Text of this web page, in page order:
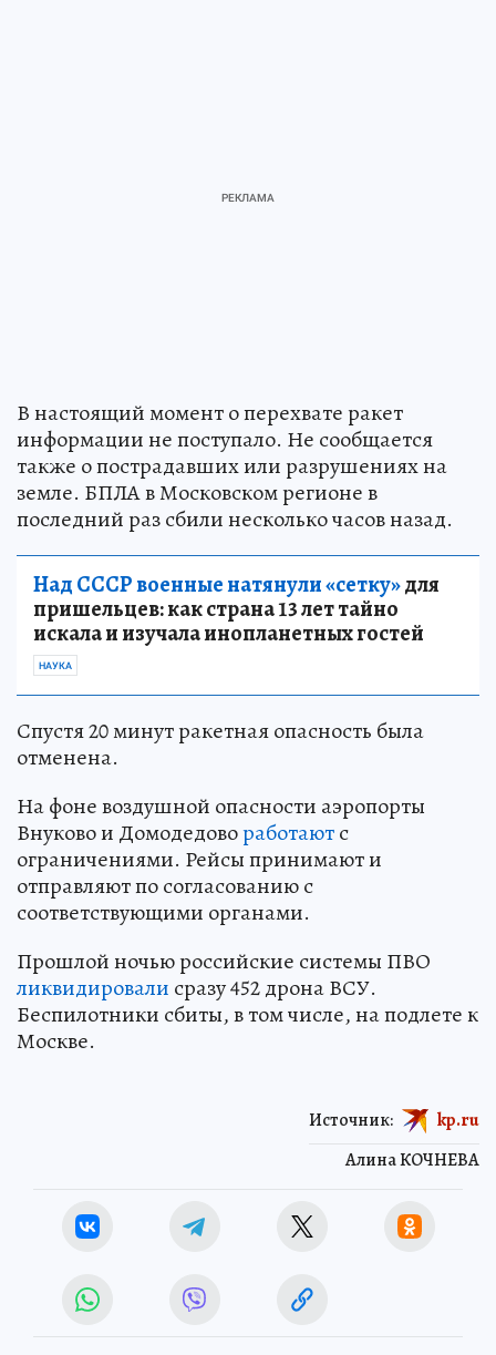
В настоящий момент о перехвате ракет
информации не поступало. Не сообщается
также о пострадавших или разрушениях на
земле. БПЛА в Московском регионе в
последний раз сбили несколько часов назад.
Над СССР военные натянули «сетку»для
пришельцев: как страна 13 лет тайно
искала и изучала инопланетных гостей
НАУКА
Спустя 20 минут ракетная опасность была
отменена.
На фоне воздушной опасности аэропорты
Внуково и Домодедовоработаютс
ограничениями. Рейсы принимают и
отправляют по согласованию с
соответствующими органами.
Прошлой ночью российские системы ПВО
ликвидировали сразу 452 дрона ВСУ.
Беспилотники сбиты, в том числе, на подлете к
Москве.
Алина КОЧНЕВА
Источник: kp.ru